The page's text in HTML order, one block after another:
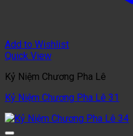
Add to Wishlist
Quick View
Kỷ Niệm Chương Pha Lê
Kỷ Niệm Chương Pha Lê 31